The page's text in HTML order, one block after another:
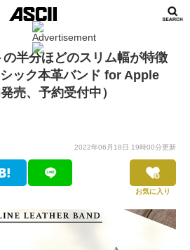
半分ほどのスリム幅が特徴
ック本革バンド for Apple
売、予約受付中）
2022年06月18日 19時00分更新
お気に入り